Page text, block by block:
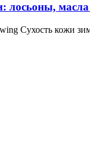
лосьоны,
Сухость кожи